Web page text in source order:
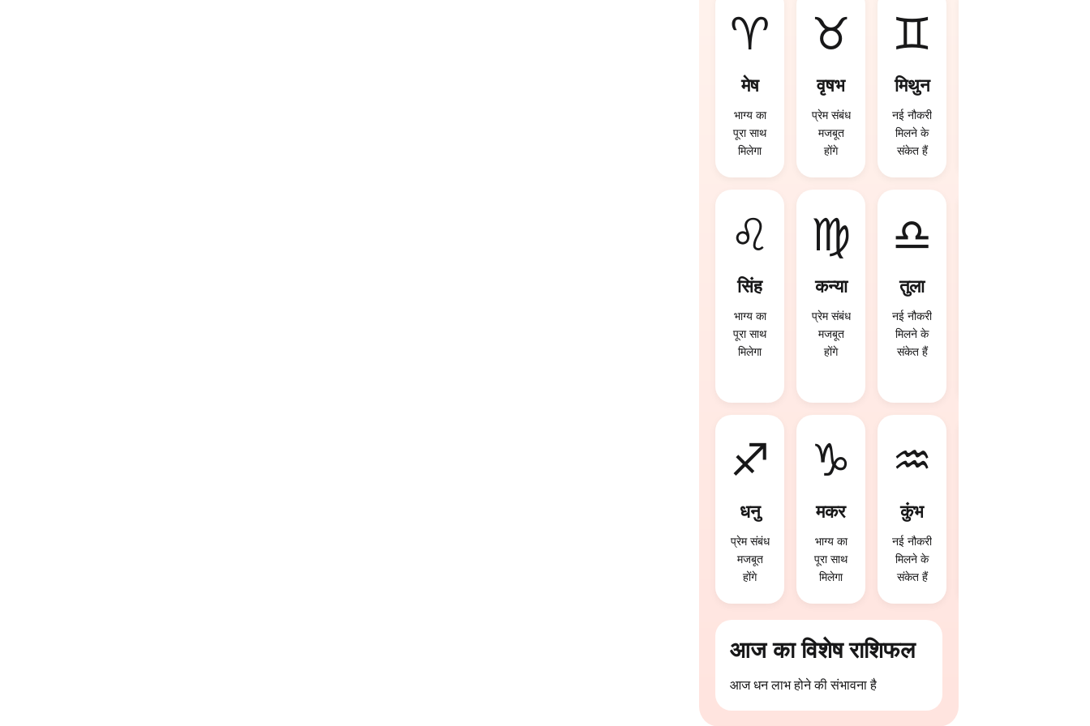
♈
मेष
भाग्य का
पूरा साथ
मिलेगा
♉
वृषभ
प्रेम संबंध
मजबूत
होंगे
♊
मिथुन
नई नौकरी
मिलने के
संकेत हैं
♌
सिंह
भाग्य का
पूरा साथ
मिलेगा
♍
कन्या
प्रेम संबंध
मजबूत
होंगे
♎
तुला
नई नौकरी
मिलने के
संकेत हैं
♐
धनु
प्रेम संबंध
मजबूत
होंगे
♑
मकर
भाग्य का
पूरा साथ
मिलेगा
♒
कुंभ
नई नौकरी
मिलने के
संकेत हैं
आज का विशेष राशिफल
आज धन लाभ होने की संभावना है